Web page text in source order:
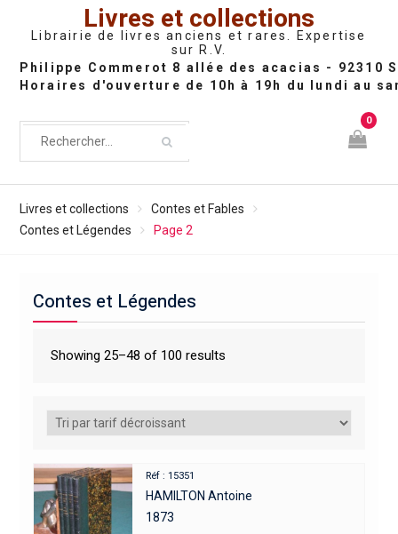
Livres et collections
Librairie de livres anciens et rares. Expertise
sur R.V.
0
Livres et collections
Contes et Fables
Contes et Légendes
Page 2
Contes et Légendes
Showing 25–48 of 100 results
Réf : 15351
HAMILTON Antoine
1873